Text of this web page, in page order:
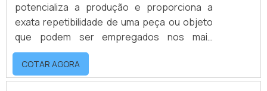
potencializa a produção e proporciona a
exata repetibilidade de uma peça ou objeto
que podem ser empregados nos mais
diversos segmentos, como por exemplo os
de autopeças, de brinquedos ou linha
branca. Sendo assim, a manutenção de
COTAR AGORA